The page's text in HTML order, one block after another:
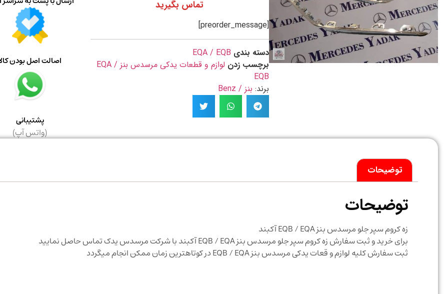
تماس بگیرید
[preorder_message]
دسته بندی EQA / EQB
برچسب زدن
لوازم و قطعات یدکی مرسدس بنز EQA /
EQB
برند: بنز / Benz
اصالت اصل بودن
پشتیبانی
(واتس آپ)
توضیحات
توضیحات
زه کروم سپر جلو مرسدس بنز EQB / EQA آکبند
برای خرید و ثبت سفارش زه کروم سپر جلو مرسدس بنز EQB / EQA آکبند با شرکت مرسدس یدک تماس حاصل نمایید
ثبت سفارش کلیه لوازم و قعات یدکی مرسدس بنز EQB / EQA در کوتاهترین زمان ممکن انجام میگردد